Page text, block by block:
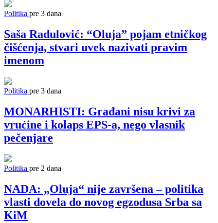
Politika pre 3 dana
Saša Radulović: “Oluja” pojam etničkog
čišćenja, stvari uvek nazivati pravim
imenom
Politika pre 3 dana
MONARHISTI: Građani nisu krivi za
vrućine i kolaps EPS-a, nego vlasnik
pečenjare
Politika pre 2 dana
NADA: „Oluja“ nije završena – politika
vlasti dovela do novog egzodusa Srba sa
KiM